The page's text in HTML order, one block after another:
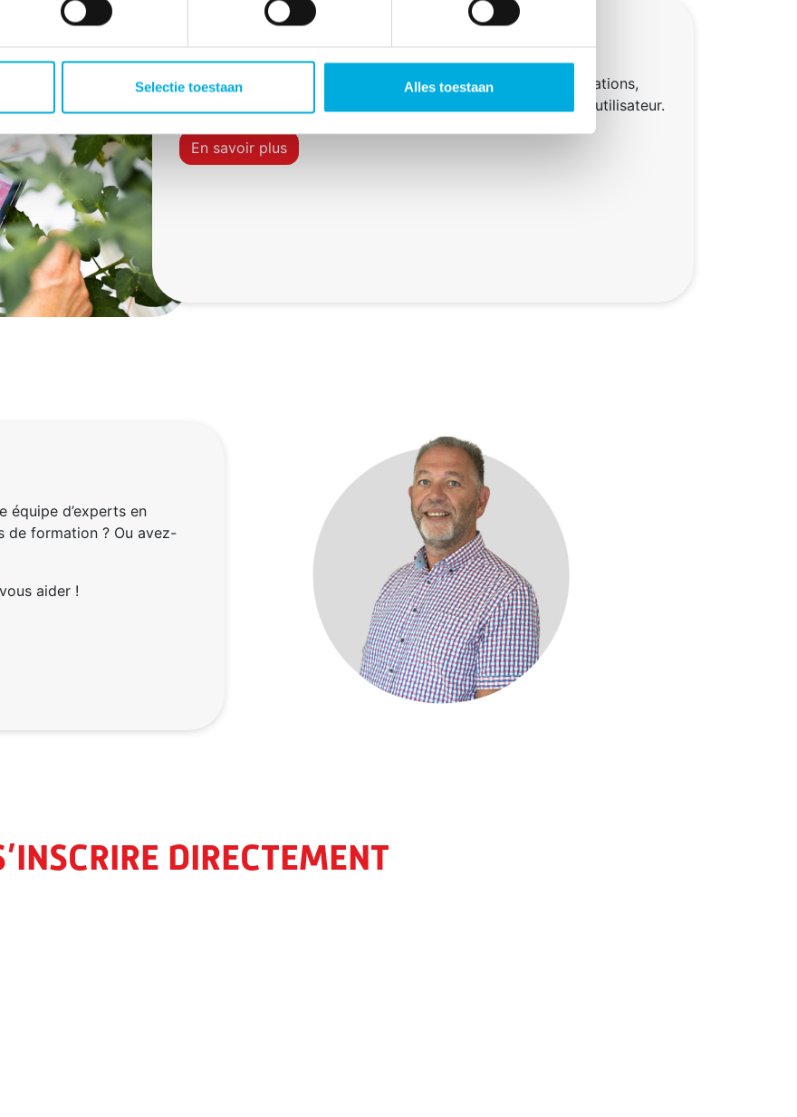
Selectie toestaan Alles toestaan
Formation personnalisée
La formation personnalisée en ligne couvre toutes les applications,
tous les paramètres et toutes les mesures pertinentes pour l’utilisateur.
En savoir plus
équipe d’experts en
de formation ? Ou avez-
aider !
DIRECTEMENT